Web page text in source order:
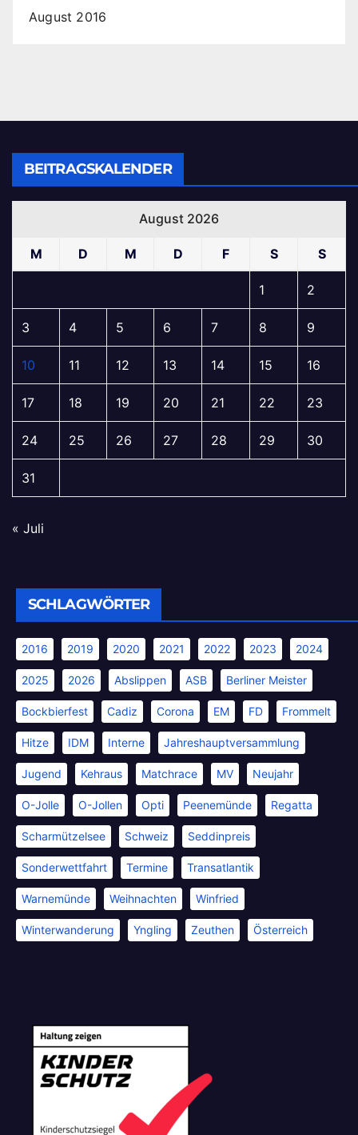
August 2016
BEITRAGSKALENDER
August 2026
M D M D F S S
1 2
3 4 5 6 7 8 9
10 11 12 13 14 15 16
17 18 19 20 21 22 23
24 25 26 27 28 29 30
31
« Juli
SCHLAGWÖRTER
2016 2019 2020 2021 2022 2023 2024
2025 2026 Abslippen ASB Berliner Meister
Bockbierfest Cadiz Corona EM FD Frommelt
Hitze IDM Interne Jahreshauptversammlung
Jugend Kehraus Matchrace MV Neujahr
O-Jolle O-Jollen Opti Peenemünde Regatta
Scharmützelsee Schweiz Seddinpreis
Sonderwettfahrt Termine Transatlantik
Warnemünde Weihnachten Winfried
Winterwanderung Yngling Zeuthen Österreich